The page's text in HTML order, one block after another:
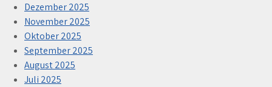
Dezember 2025
November 2025
Oktober 2025
September 2025
August 2025
Juli 2025